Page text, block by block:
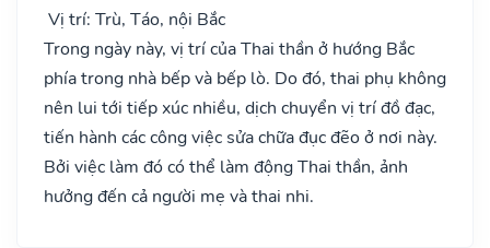
Vị trí: Trù, Táo, nội Bắc
Trong ngày này, vị trí của Thai thần ở hướng Bắc
phía trong nhà bếp và bếp lò. Do đó, thai phụ không
nên lui tới tiếp xúc nhiều, dịch chuyển vị trí đồ đạc,
tiến hành các công việc sửa chữa đục đẽo ở nơi này.
Bởi việc làm đó có thể làm động Thai thần, ảnh
hưởng đến cả người mẹ và thai nhi.